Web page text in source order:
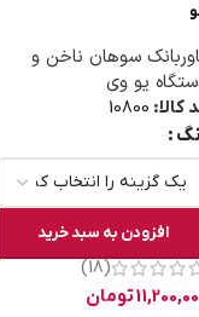
سوهان ناخن و
یو وی
کالا: 10800
افزودن به سبد خرید
(18)
تومان